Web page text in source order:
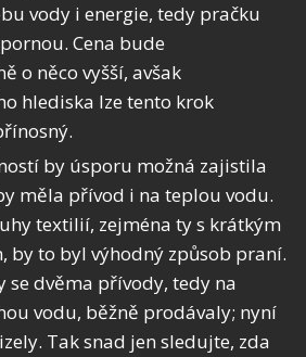
vody i energie, tedy pračku
Cena bude
o něco vyšší, avšak
hlediska lze tento krok
by úsporu možná zajistila
měla přívod i na teplou vodu.
textilií, zejména ty s krátkým
by to byl výhodný způsob praní.
se dvěma přívody, tedy na
vodu, běžně prodávaly; nyní
Tak snad jen sledujte, zda